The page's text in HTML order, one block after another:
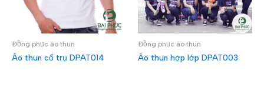
Đồng phục áo thun
Áo thun cổ trụ DPAT014
Đồng phục áo thun
Áo thun hợp lớp DPAT003